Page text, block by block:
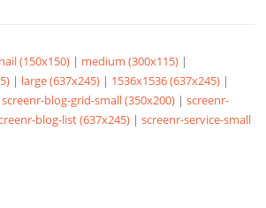
(150x150) | medium (300x115) |
| large (637x245) | 1536x1536 (637x245) |
screenr-blog-grid-small (350x200) |screenr-
blog-list (637x245) |screenr-service-small